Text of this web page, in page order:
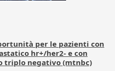
per le pazienti con
hr+/her2- e con
triplo negativo (mtnbc)